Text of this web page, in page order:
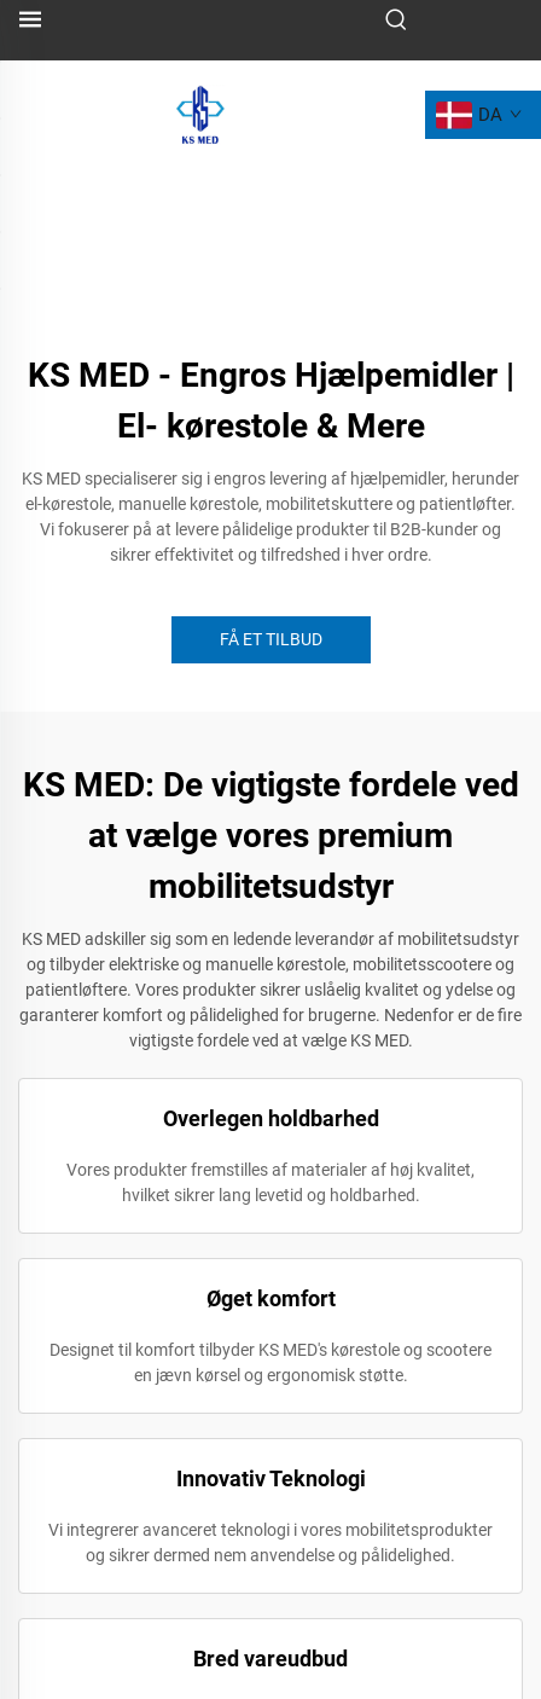
DA
KS MED - Engros Hjælpemidler |
El- kørestole & Mere
KS MED specialiserer sig i engros levering af hjælpemidler, herunder
el-kørestole, manuelle kørestole, mobilitetskuttere og patientløfter.
Vi fokuserer på at levere pålidelige produkter til B2B-kunder og
sikrer effektivitet og tilfredshed i hver ordre.
FÅ ET TILBUD
KS MED: De vigtigste fordele ved
at vælge vores premium
mobilitetsudstyr
KS MED adskiller sig som en ledende leverandør af mobilitetsudstyr
og tilbyder elektriske og manuelle kørestole, mobilitetsscootere og
patientløftere. Vores produkter sikrer uslåelig kvalitet og ydelse og
garanterer komfort og pålidelighed for brugerne. Nedenfor er de fire
vigtigste fordele ved at vælge KS MED.
Overlegen holdbarhed
Vores produkter fremstilles af materialer af høj kvalitet,
hvilket sikrer lang levetid og holdbarhed.
Øget komfort
Designet til komfort tilbyder KS MED's kørestole og scootere
en jævn kørsel og ergonomisk støtte.
Innovativ Teknologi
Vi integrerer avanceret teknologi i vores mobilitetsprodukter
og sikrer dermed nem anvendelse og pålidelighed.
Bred vareudbud